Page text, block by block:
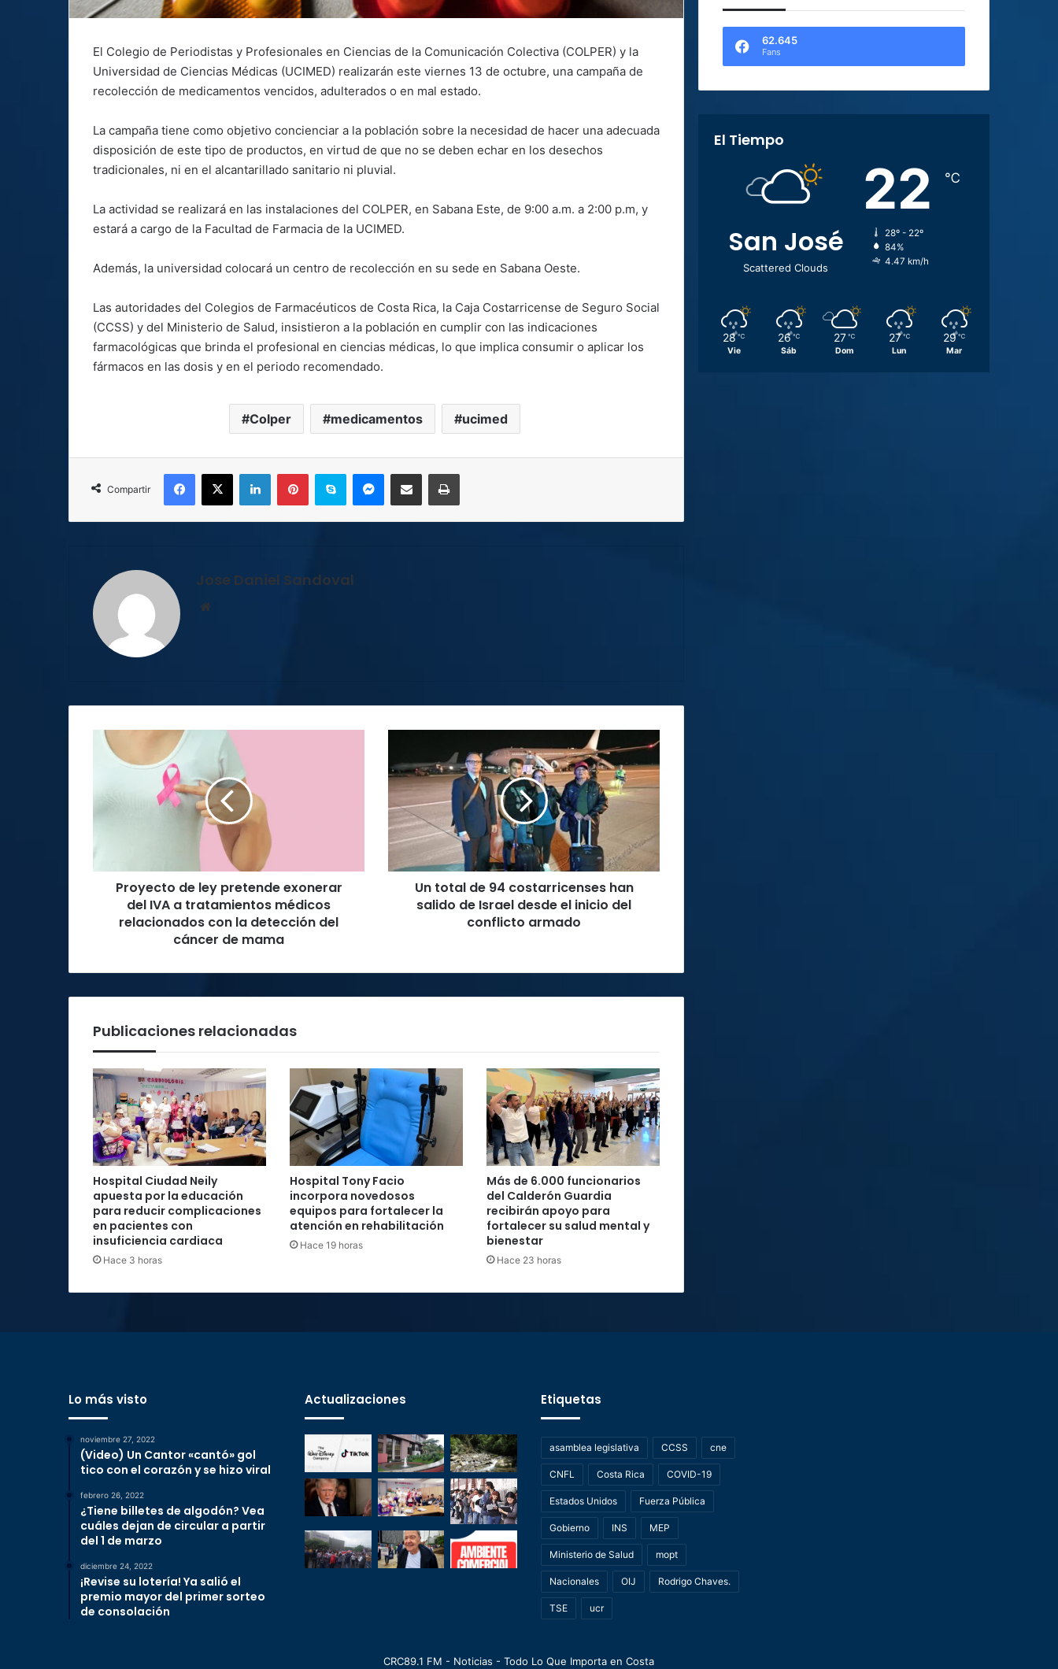
El Colegio de Periodistas y Profesionales en Ciencias de la Comunicación Colectiva (COLPER) y la
Universidad de Ciencias Médicas (UCIMED) realizarán este viernes 13 de octubre, una campaña de
recolección de medicamentos vencidos, adulterados o en mal estado.
La campaña tiene como objetivo concienciar a la población sobre la necesidad de hacer una adecuada
disposición de este tipo de productos, en virtud de que no se deben echar en los desechos
tradicionales, ni en el alcantarillado sanitario ni pluvial.
La actividad se realizará en las instalaciones del COLPER, en Sabana Este, de 9:00 a.m. a 2:00 p.m, y
estará a cargo de la Facultad de Farmacia de la UCIMED.
Además, la universidad colocará un centro de recolección en su sede en Sabana Oeste.
Las autoridades del Colegios de Farmacéuticos de Costa Rica, la Caja Costarricense de Seguro Social
(CCSS) y del Ministerio de Salud, insistieron a la población en cumplir con las indicaciones
farmacológicas que brinda el profesional en ciencias médicas, lo que implica consumir o aplicar los
fármacos en las dosis y en el periodo recomendado.
Colper medicamentos ucimed
Compartir
Facebook
X LinkedInPinterestSkype MessengerCompartir por correo electrónicoImprimir
Jose Daniel Sandoval
Proyecto
tratamientos
médicos
relacionados
de
Proyecto de ley pretende exonerar
del IVA a tratamientos médicos
relacionados con la detección del
cáncer de mama
de
94
costarricenses
salido
Israel
desdeUn total de 94 costarricenses han
salido de Israel desde el inicio del
conflicto armado
Publicaciones relacionadas
Hospital Ciudad Neily
apuesta por la educación
para reducir complicaciones
en pacientes con
insuficiencia cardiaca
Hace 3 horas
Hospital Tony Facio
incorpora novedosos
equipos para fortalecer la
atención en rehabilitación
Hace 19 horas
Más de 6.000 funcionarios
del Calderón Guardia
recibirán apoyo para
fortalecer su salud mental y
bienestar
Hace 23 horas
62.645
Fans
El Tiempo
San José
Scattered Clouds
22 ℃
28º - 22º
84%
4.47 km/h
28 ℃
Vie
26 ℃
Sáb
27 ℃
Dom
27 ℃
Lun
29 ℃
Mar
Lo más visto
noviembre 27, 2022
(Video) Un Cantor «cantó» gol
tico con el corazón y se hizo viral
febrero 26, 2022
¿Tiene billetes de algodón? Vea
cuáles dejan de circular a partir
del 1 de marzo
diciembre 24, 2022
¡Revise su lotería! Ya salió el
premio mayor del primer sorteo
de consolación
Actualizaciones Etiquetas
asamblea legislativa CCSS cne
CNFL Costa Rica COVID-19
Estados Unidos Fuerza Pública
Gobierno INS MEP
Ministerio de Salud mopt
Nacionales OIJ Rodrigo Chaves.
TSE ucr
CRC89.1 FM - Noticias - Todo Lo Que Importa en Costa